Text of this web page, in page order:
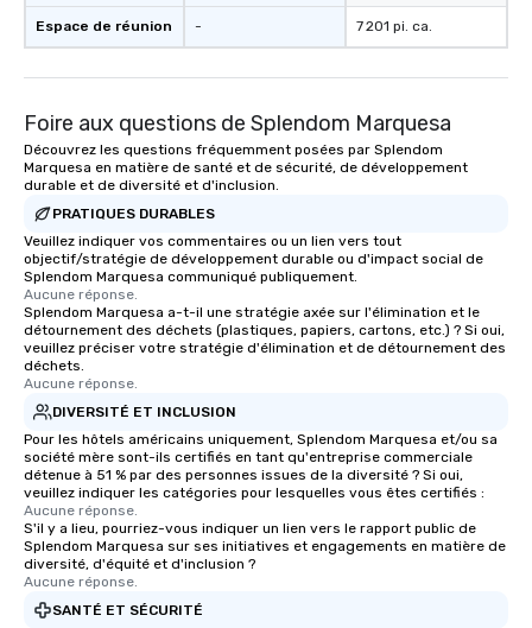
Espace de réunion - 7 201 pi. ca.
Foire aux questions de Splendom Marquesa
Découvrez les questions fréquemment posées par Splendom
Marquesa en matière de santé et de sécurité, de développement
durable et de diversité et d'inclusion.
PRATIQUES DURABLES
Veuillez indiquer vos commentaires ou un lien vers tout
objectif/stratégie de développement durable ou d'impact social de
Splendom Marquesa communiqué publiquement.
Aucune réponse.
Splendom Marquesa a-t-il une stratégie axée sur l'élimination et le
détournement des déchets (plastiques, papiers, cartons, etc.) ? Si oui,
veuillez préciser votre stratégie d'élimination et de détournement des
déchets.
Aucune réponse.
DIVERSITÉ ET INCLUSION
Pour les hôtels américains uniquement, Splendom Marquesa et/ou sa
société mère sont-ils certifiés en tant qu'entreprise commerciale
détenue à 51 % par des personnes issues de la diversité ? Si oui,
veuillez indiquer les catégories pour lesquelles vous êtes certifiés :
Aucune réponse.
S'il y a lieu, pourriez-vous indiquer un lien vers le rapport public de
Splendom Marquesa sur ses initiatives et engagements en matière de
diversité, d'équité et d'inclusion ?
Aucune réponse.
SANTÉ ET SÉCURITÉ